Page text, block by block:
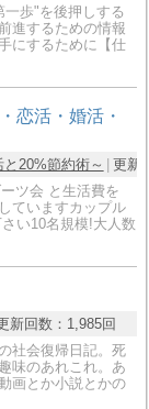
歩"を後押しする
進するための情報
にするために【仕
恋活・婚活・
20%節約術～
更新
ツ会 と生活費を
ていますカップル
い10名規模!大人数
新回数： 1,985回
社会復帰日記。死
味のあれこれ。あ
画とか小説とかの